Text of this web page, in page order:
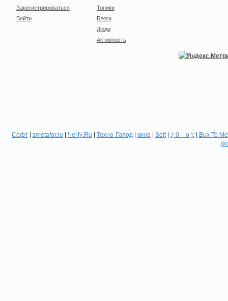
Зарегистрироваться
Войти
Топики
Блоги
Люди
Активность
Софт| smetafor.ru | ЧеЧу.Ru | Техно-Голод | кино| Soft| :( 0 _ о ):| Bux To Me